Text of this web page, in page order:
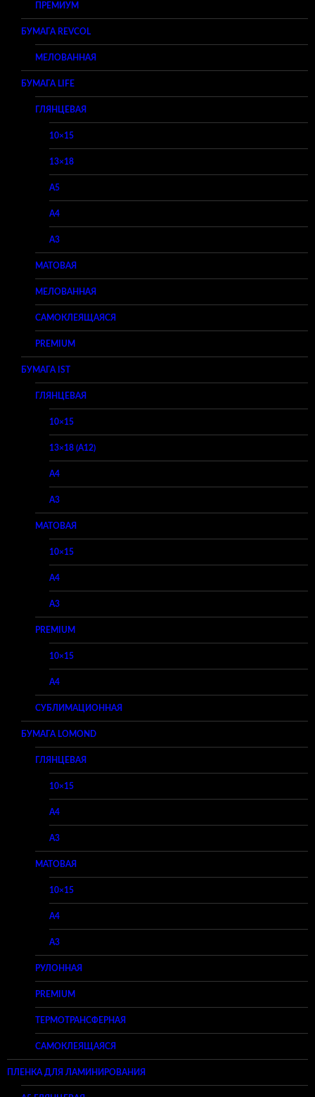
ПРЕМИУМ
БУМАГА REVCOL
МЕЛОВАННАЯ
БУМАГА LIFE
ГЛЯНЦЕВАЯ
10×15
13×18
A5
A4
A3
МАТОВАЯ
МЕЛОВАННАЯ
САМОКЛЕЯЩАЯСЯ
PREMIUM
БУМАГА IST
ГЛЯНЦЕВАЯ
10×15
13×18 (A12)
A4
A3
МАТОВАЯ
10×15
A4
A3
PREMIUM
10×15
A4
СУБЛИМАЦИОННАЯ
БУМАГА LOMOND
ГЛЯНЦЕВАЯ
10×15
A4
A3
МАТОВАЯ
10×15
A4
A3
РУЛОННАЯ
PREMIUM
ТЕРМОТРАНСФЕРНАЯ
САМОКЛЕЯЩАЯСЯ
ПЛЕНКА ДЛЯ ЛАМИНИРОВАНИЯ